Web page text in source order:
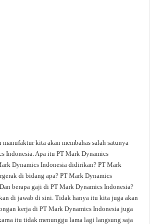
manufaktur kita akan membahas salah satunya
Indonesia. Apa itu PT Mark Dynamics
Dynamics Indonesia didirikan? PT Mark
di bidang apa? PT Mark Dynamics
berapa gaji di PT Mark Dynamics Indonesia?
di jawab di sini. Tidak hanya itu kita juga akan
kerja di PT Mark Dynamics Indonesia juga
itu tidak menunggu lama lagi langsung saja